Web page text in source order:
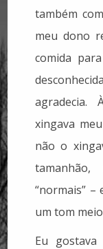
também
meu dono
comida
agradecia.
xingava
não o
tamanhão,
“normais” –
um tom
Eu